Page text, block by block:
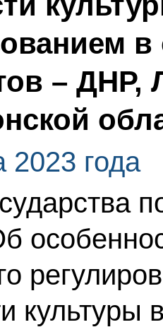
– ДНР,
2023 года
культуры